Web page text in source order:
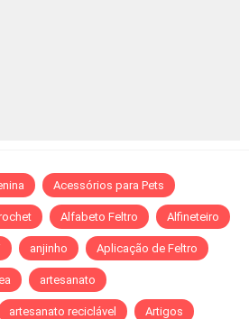
Acessórios para Pets
Alfabeto Feltro Alfineteiro
anjinho Aplicação de Feltro
artesanato
artesanato reciclável Artigos